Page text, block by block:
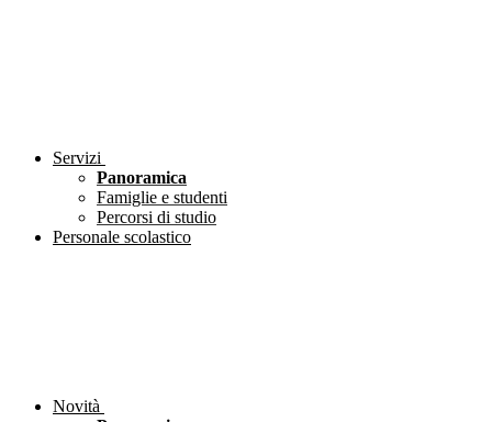
Servizi
Panoramica
Famiglie e studenti
Percorsi di studio
Personale scolastico
Novità